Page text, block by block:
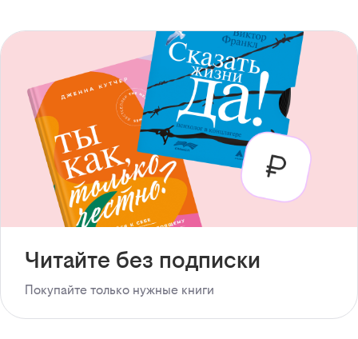
Читайте без подписки
Покупайте только нужные книги